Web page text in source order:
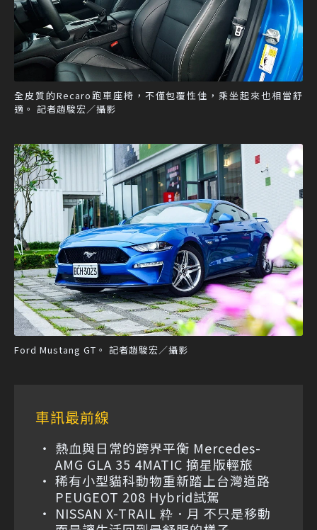
全皮質的Recaro跑車座椅，不僅包覆性佳，乘坐起來也相當舒
適。 記者趙駿宏／攝影
Ford Mustang GT。 記者趙駿宏／攝影
車訊最前線
熱血與日常的跨界平衡 Mercedes-
AMG GLA 35 4MATIC 摘星版輕旅
稀有小型貓科動物重新踏上台灣道路
PEUGEOT 208 Hybrid試駕
NISSAN X-TRAIL 粋．月 不只是移動